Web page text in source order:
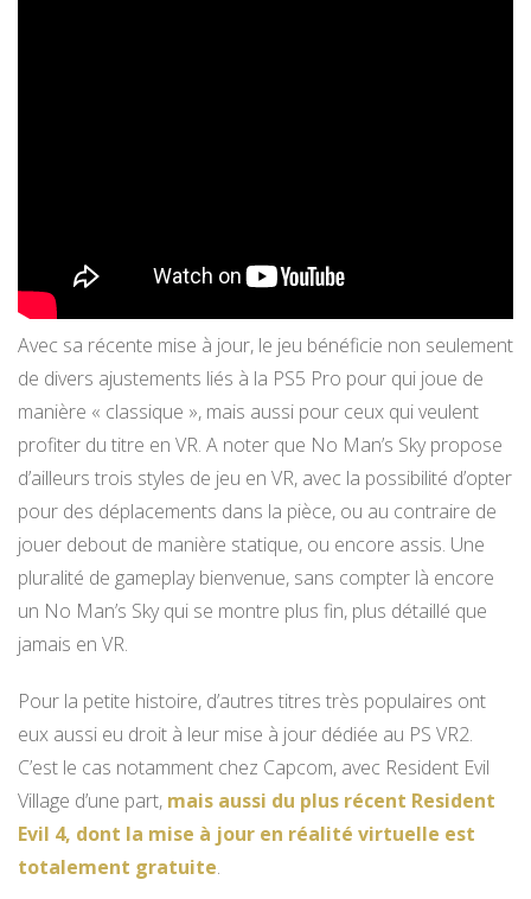
Avec sa récente mise à jour, le jeu bénéficie non seulement
de divers ajustements liés à la PS5 Pro pour qui joue de
manière « classique », mais aussi pour ceux qui veulent
profiter du titre en VR. A noter que No Man’s Sky propose
d’ailleurs trois styles de jeu en VR, avec la possibilité d’opter
pour des déplacements dans la pièce, ou au contraire de
jouer debout de manière statique, ou encore assis. Une
pluralité de gameplay bienvenue, sans compter là encore
un No Man’s Sky qui se montre plus fin, plus détaillé que
jamais en VR.
Pour la petite histoire, d’autres titres très populaires ont
eux aussi eu droit à leur mise à jour dédiée au PS VR2.
C’est le cas notamment chez Capcom, avec Resident Evil
Village d’une part, mais aussi du plus récent Resident
Evil 4, dont la mise à jour en réalité virtuelle est
totalement gratuite.